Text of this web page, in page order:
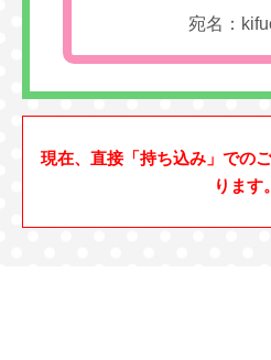
宛名：
現在、直接「持ち込み」での
ります。